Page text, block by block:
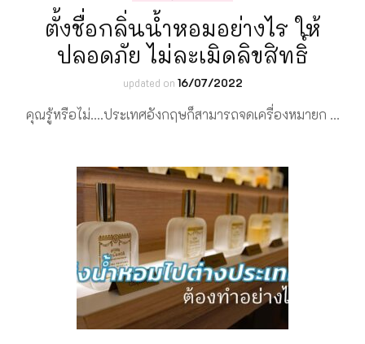
ตั้งชื่อกลิ่นน้ำหอมอย่างไร ให้
ปลอดภัย ไม่ละเมิดลิขสิทธิ์
updated on 16/07/2022
คุณรู้หรือไม่….ประเทศอังกฤษก็สามารถจดเครื่องหมายก …